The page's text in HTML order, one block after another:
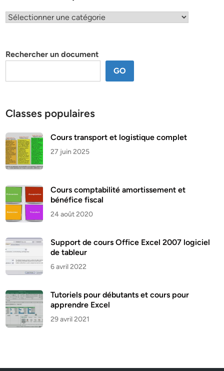
Classification
Rechercher un document
GO
Classes populaires
Cours transport et logistique complet
27 juin 2025
Cours comptabilité amortissement et
bénéfice fiscal
24 août 2020
Support de cours Office Excel 2007 logiciel
de tableur
6 avril 2022
Tutoriels pour débutants et cours pour
apprendre Excel
29 avril 2021